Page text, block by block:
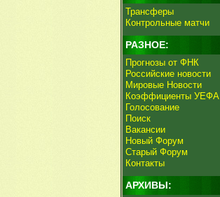
Трансферы
Контрольные матчи
РАЗНОЕ:
Прогнозы от ФНК
Российские новости
Мировые Новости
Коэффициенты УЕФА
Голосование
Поиск
Вакансии
Новый Форум
Старый Форум
Контакты
АРХИВЫ: